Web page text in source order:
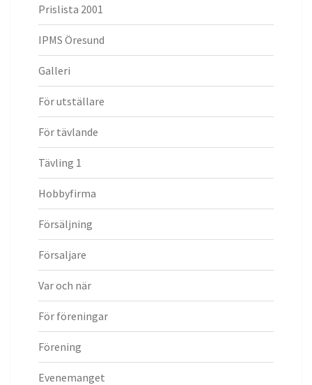
Prislista 2001
IPMS Öresund
Galleri
För utställare
För tävlande
Tävling 1
Hobbyfirma
Försäljning
Försaljare
Var och när
För föreningar
Förening
Evenemanget